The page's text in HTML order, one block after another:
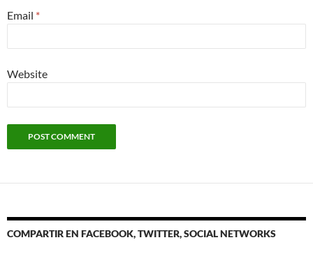
Email *
Website
COMPARTIR EN FACEBOOK, TWITTER, SOCIAL NETWORKS